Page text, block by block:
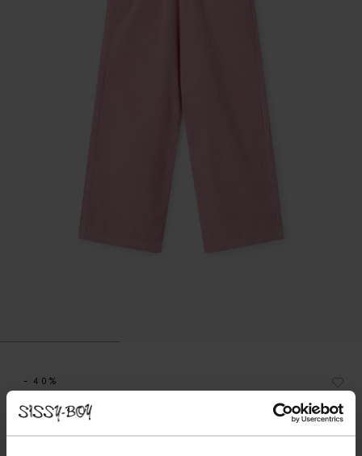
- 40%
Pantalon en velours côtelé - rose